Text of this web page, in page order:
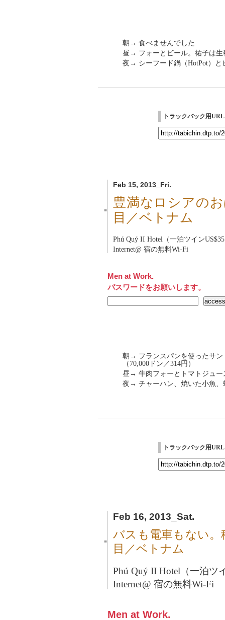
朝→ 食べませんでした
昼→ フォーとビール。祐子は生
夜→ シーフード鍋（HotPot）と
トラックバック用URL
Feb 15, 2013_Fri.
■
豊満なロシアの
目／ベトナム
Phú Quý II Hotel（一泊ツイン
Internet@ 宿の無料Wi-Fi
Men at Work.
パスワードをお願いします。
朝→ フランスパンを使ったサン
（70,000ドン／314円）
昼→ 牛肉フォーとトマトジュー
夜→ チャーハン、焼いた小魚、
トラックバック用URL
Feb 16, 2013_Sat.
■
バスも電車もない
目／ベトナム
Phú Quý II Hotel（一泊ツ
Internet@ 宿の無料Wi-Fi
Men at Work.